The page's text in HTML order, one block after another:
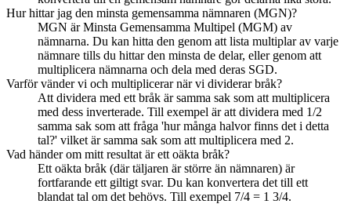
Hur hittar jag den minsta gemensamma nämnaren (MGN)?
MGN är Minsta Gemensamma Multipel (MGM) av
nämnarna. Du kan hitta den genom att lista multiplar av varje
nämnare tills du hittar den minsta de delar, eller genom att
multiplicera nämnarna och dela med deras SGD.
Varför vänder vi och multiplicerar när vi dividerar bråk?
Att dividera med ett bråk är samma sak som att multiplicera
med dess inverterade. Till exempel är att dividera med 1/2
samma sak som att fråga 'hur många halvor finns det i detta
tal?' vilket är samma sak som att multiplicera med 2.
Vad händer om mitt resultat är ett oäkta bråk?
Ett oäkta bråk (där täljaren är större än nämnaren) är
fortfarande ett giltigt svar. Du kan konvertera det till ett
blandat tal om det behövs. Till exempel 7/4 = 1 3/4.